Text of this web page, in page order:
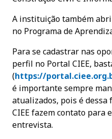
A instituição também
no Programa de
Para se cadastrar nas
perfil no Portal CIEE,
(https://
é importante sempre
atualizados, pois é dessa
CIEE fazem contato para
entrevista.